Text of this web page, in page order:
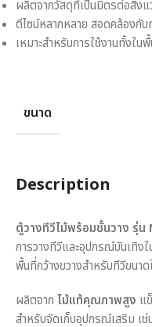
ผลิตจากวัสดุที่เป็นมิตรต่อสิ่ง
ดีไซน์หลากหลาย สอดคล้องกั
เหมาะสำหรับการใช้งานทั้งใ
ขนาด
Description
ตู้วางทีวีไม้พร้อมชั้นวาง รุ่น
การวางทีวีและอุปกรณ์บันเทิง
พื้นที่กว้างขวางสำหรับทีวีขน
ผลิตจาก ไม้แท้คุณภาพสูง แ
สำหรับจัดเก็บอุปกรณ์เสริม เ